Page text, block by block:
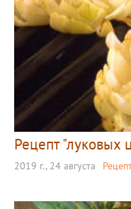
Рецепт "луковых
2019 г., 24 августа